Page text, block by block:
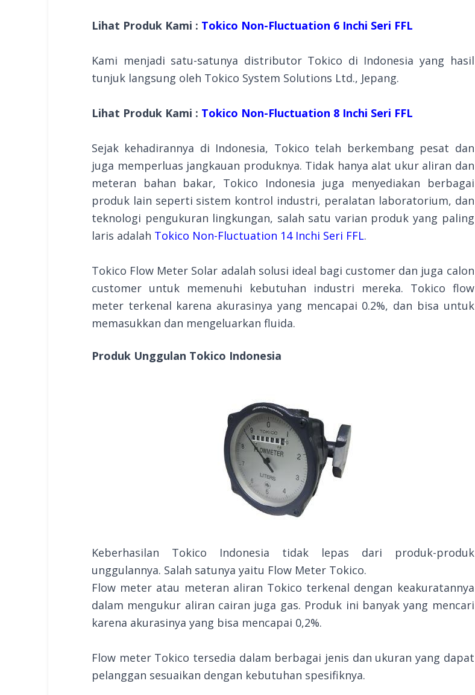
Lihat Produk Kami : Tokico Non-Fluctuation 6 Inchi Seri FFL
Kami menjadi satu-satunya distributor Tokico di Indonesia yang hasil
tunjuk langsung oleh Tokico System Solutions Ltd., Jepang.
Lihat Produk Kami : Tokico Non-Fluctuation 8 Inchi Seri FFL
Sejak kehadirannya di Indonesia, Tokico telah berkembang pesat dan
juga memperluas jangkauan produknya. Tidak hanya alat ukur aliran dan
meteran bahan bakar, Tokico Indonesia juga menyediakan berbagai
produk lain seperti sistem kontrol industri, peralatan laboratorium, dan
teknologi pengukuran lingkungan, salah satu varian produk yang paling
laris adalah Tokico Non-Fluctuation 14 Inchi Seri FFL.
Tokico Flow Meter Solar adalah solusi ideal bagi customer dan juga calon
customer untuk memenuhi kebutuhan industri mereka. Tokico flow
meter terkenal karena akurasinya yang mencapai 0.2%, dan bisa untuk
memasukkan dan mengeluarkan fluida.
Produk Unggulan Tokico Indonesia
Keberhasilan Tokico Indonesia tidak lepas dari produk-produk
unggulannya. Salah satunya yaitu Flow Meter Tokico.
Flow meter atau meteran aliran Tokico terkenal dengan keakuratannya
dalam mengukur aliran cairan juga gas. Produk ini banyak yang mencari
karena akurasinya yang bisa mencapai 0,2%.
Flow meter Tokico tersedia dalam berbagai jenis dan ukuran yang dapat
pelanggan sesuaikan dengan kebutuhan spesifiknya.